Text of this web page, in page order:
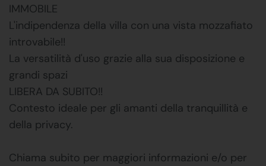
IMMOBILE
L'indipendenza della villa con una vista mozzafiato
introvabile!!
La versatilità d'uso grazie alla sua disposizione e
grandi spazi
LIBERA DA SUBITO!!
Contesto ideale per gli amanti della tranquillità e
della privacy.
Chiama subito per maggiori informazioni e/o per